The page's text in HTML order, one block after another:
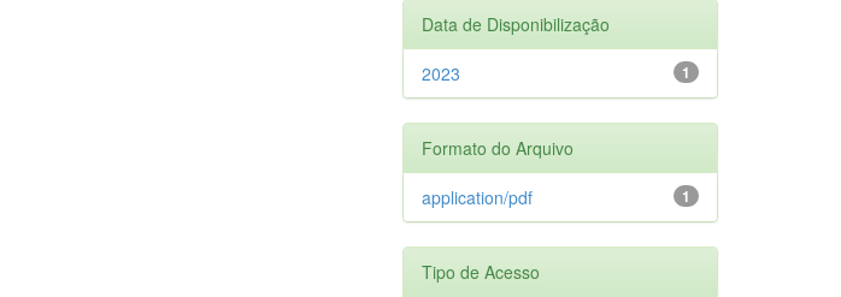
Data de Disponibilização
1
2023
Formato do Arquivo
1
application/pdf
Tipo de Acesso